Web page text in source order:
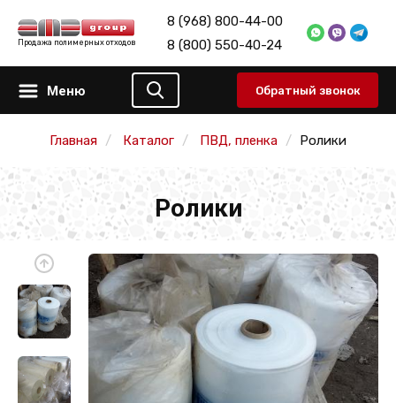
Продажа полимерных отходов
8 (968) 800-44-00
8 (800) 550-40-24
Меню Обратный звонок
Главная Каталог ПВД, пленка Ролики
Ролики